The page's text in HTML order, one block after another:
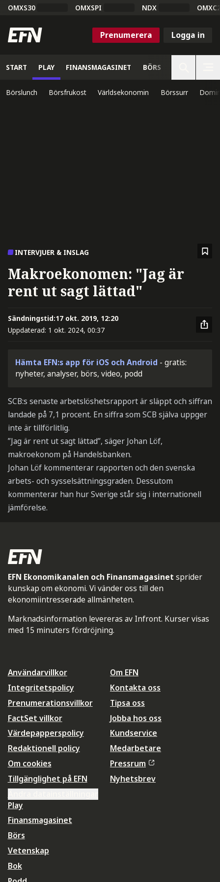
OMXS30 OMXSPI NDX
Prenumerera Logga in
START PLAY FINANSMAGASINET BÖRS
Börslunch Börsfrukost Världsekonomin Börssurr
INTERVJUER & INSLAG
Makroekonomen: "Jag är
rent ut sagt lättad"
Sändningstid:17 okt. 2019, 12:20
Uppdaterad: 1 okt. 2024, 00:37
Hämta EFN:s app för iOS och Android - gratis:
nyheter, analyser, börs, video, podd
SCB:s senaste arbetslöshetsrapport är släppt och siffran
landade på 7,1 procent. En siffra som SCB själva uppger
inte är tillförlitlig.
”Jag är rent ut sagt lättad”, säger Johan Löf,
makroekonom på Handelsbanken.
Johan Löf kommenterar rapporten och den svenska
arbets- och sysselsättningsgraden. Dessutom
kommenterar han hur Sverige står sig i internationell
jämförelse.
EFN Ekonomikanalen och Finansmagasinet sprider
kunskap om ekonomi. Vi vänder oss till den
ekonomiintresserade allmänheten.
Marknadsinformation levereras av Infront. Kurser visas
med 15 minuters fördröjning.
Användarvillkor
Integritetspolicy
Prenumerationsvillkor
FactSet villkor
Värdepapperspolicy
Redaktionell policy
Om cookies
Tillgänglighet på EFN
Om EFN
Kontakta oss
Tipsa oss
Jobba hos oss
Kundservice
Medarbetare
Pressrum
Nyhetsbrev
Play
Finansmagasinet
Börs
Vetenskap
Bok